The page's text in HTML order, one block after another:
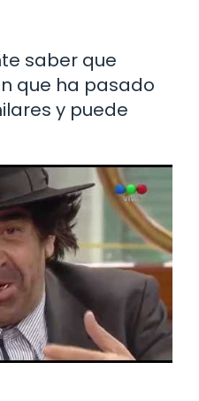
saber que
que ha pasado
y puede